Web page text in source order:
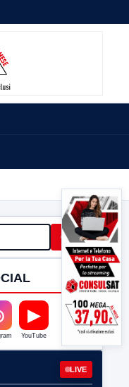
Cerca
▶
YouTube
LIVE